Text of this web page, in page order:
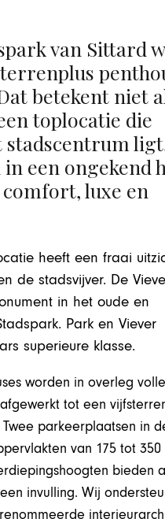
van Sittard
betekent niet
toplocatie die
stadscentrum
een ongekend
luxe en
heeft een fraai
de stadsvijver. De
in het oude en
Park en Viever
superieure klasse.
worden in overleg
tot een
parkeerplaatsen in
van 175 tot
bieden
invulling. Wij